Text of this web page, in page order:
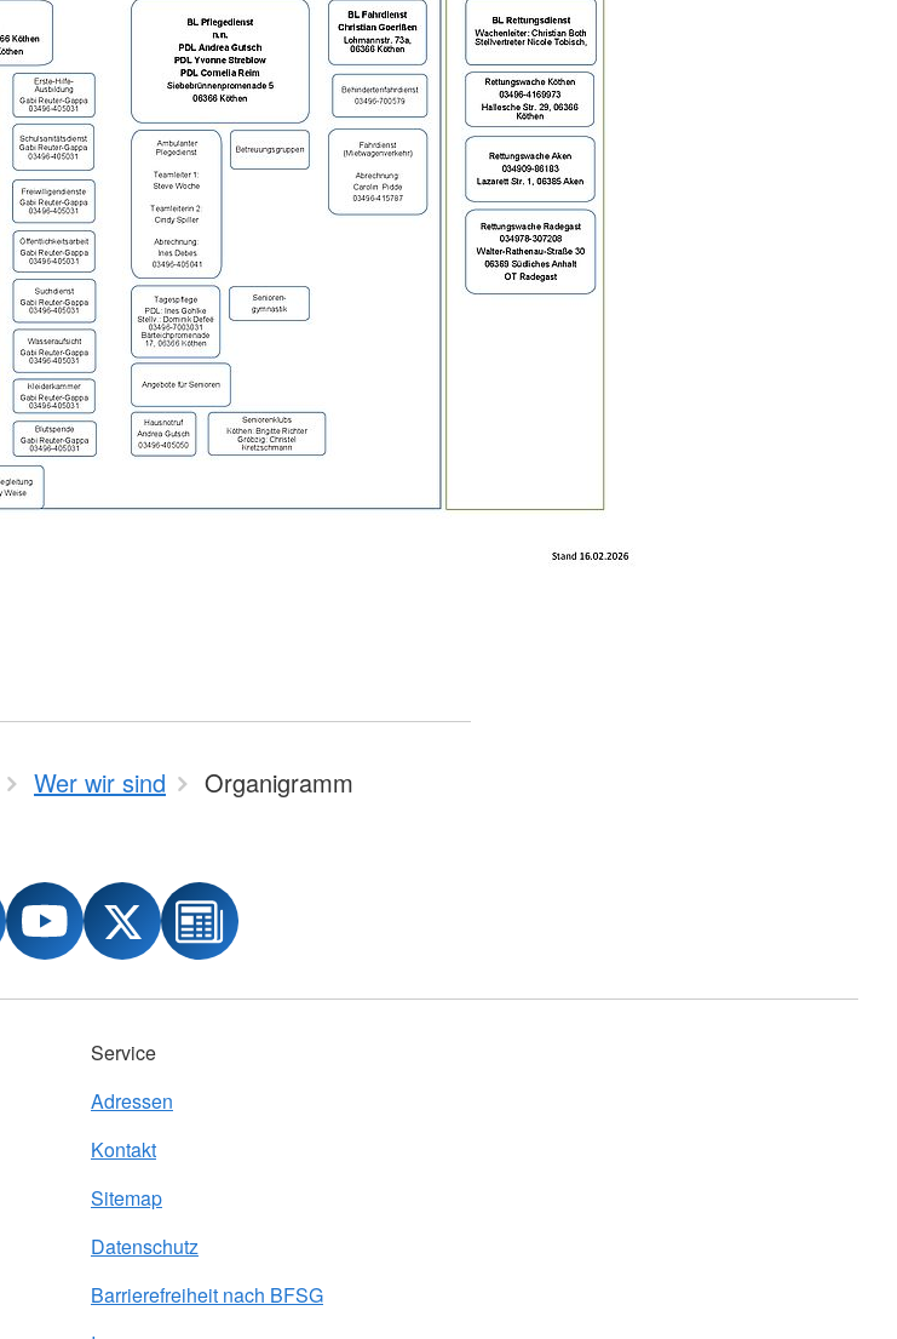
Wer wir sind Organigramm
Service
Adressen
Kontakt
Sitemap
Datenschutz
Barrierefreiheit nach BFSG